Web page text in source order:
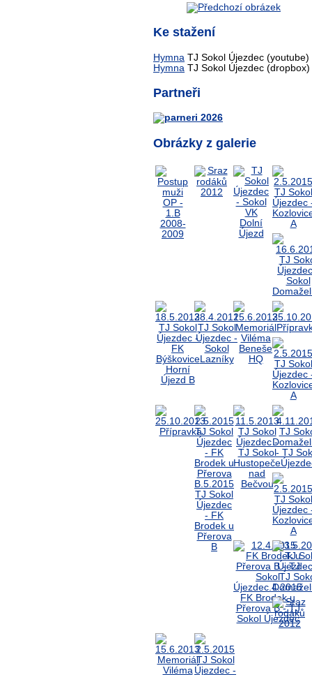
Ke stažení
Hymna TJ Sokol Újezdec (youtube)
Hymna TJ Sokol Újezdec (dropbox)
Partneři
Obrázky z galerie